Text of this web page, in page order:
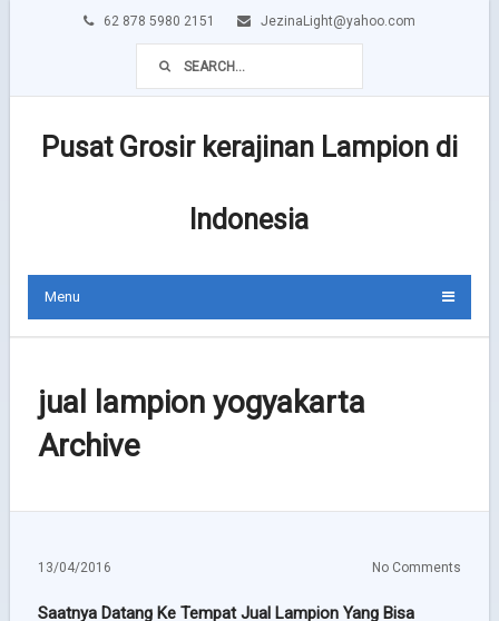
62 878 5980 2151 JezinaLight@yahoo.com
Pusat Grosir kerajinan Lampion di
Indonesia
Menu
jual lampion yogyakarta
Archive
13/04/2016 No Comments
Saatnya Datang Ke Tempat Jual Lampion Yang Bisa